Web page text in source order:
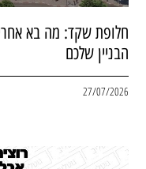
הבניין שלכם
27/07/2026